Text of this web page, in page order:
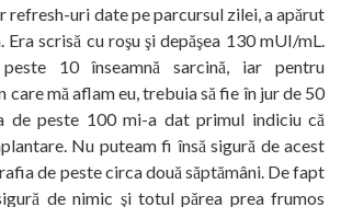
refresh-uri date pe parcursul zilei, a apărut
scrisă cu roşu şi depăşea 130 mUI/mL.
10 înseamnă sarcină, iar pentru
care mă aflam eu, trebuia să fie în jur de 50
de peste 100 mi-a dat primul indiciu că
Nu puteam fi însă sigură de acest
de peste circa două săptămâni. De fapt
de nimic şi totul părea prea frumos